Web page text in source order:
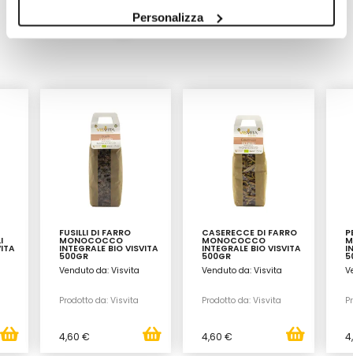
Personalizza
Scopri tutti i prodotti
FUSILLI DI FARRO
MONOCOCCO
INTEGRALE BIO VISVITA
500GR
Venduto da: Visvita
Prodotto da: Visvita
4,60 €
CASERECCE DI FARRO
MONOCOCCO
INTEGRALE BIO VISVITA
500GR
Venduto da: Visvita
Prodotto da: Visvita
4,60 €